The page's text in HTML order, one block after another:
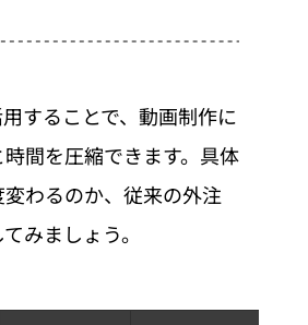
することで、動画制作に
間を圧縮できます。具体
わるのか、従来の外注
みましょう。